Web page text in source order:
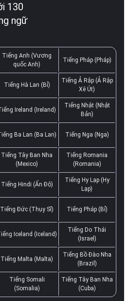
130
ngữ
Tiếng Anh (Vương
quốc Anh)
Tiếng Pháp (Pháp)
Tiếng Hà Lan (Bỉ)
Tiếng Ả Rập (Ả Rập
Xê Út)
Ireland (Ireland)
Tiếng Nhật (Nhật
Bản)
Ba Lan (Ba Lan) Tiếng Nga (Nga)
Tiếng Tây Ban Nha
(Mexico)
Tiếng Romania
(Romania)
Tiếng Hindi (Ấn Độ)
Tiếng Hy Lạp (Hy
Lạp)
Tiếng Đức (Thụy Sĩ) Tiếng Pháp (Bỉ)
Iceland (Iceland)
Tiếng Do Thái
(Israel)
Tiếng Malta (Malta)
Tiếng Bồ Đào Nha
(Brazil)
Tiếng Somali
(Somalia)
Tiếng Tây Ban Nha
(Cuba)